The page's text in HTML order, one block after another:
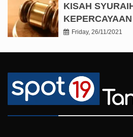
KISAH
Friday, 26/11/2021